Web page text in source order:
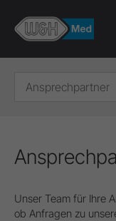
Ansprechpartner
Unser Team für Ihre
ob Anfragen zu